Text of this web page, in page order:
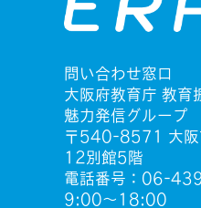
問い合わせ窓口
大阪府教育庁 教育
魅力発信グループ
〒540-8571 大阪
12別館5階
電話番号：06-
9:00〜18:00